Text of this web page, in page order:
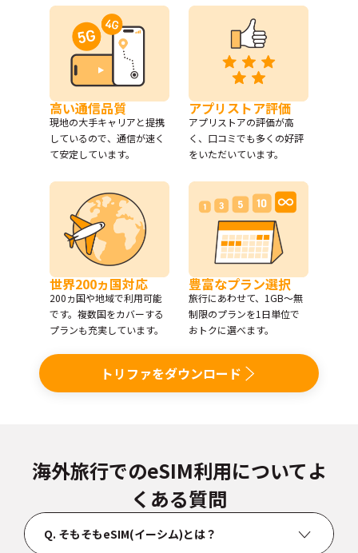
高い通信品質
現地の大手キャリアと提携
しているので、通信が速く
て安定しています。
アプリストア評価
アプリストアの評価が高
く、口コミでも多くの好評
をいただいています。
世界200ヵ国対応
200ヵ国や地域で利用可能
です。複数国をカバーする
プランも充実しています。
豊富なプラン選択
旅行にあわせて、1GB〜無
制限のプランを1日単位で
おトクに選べます。
トリファをダウンロード
海外旅行でのeSIM利用についてよ
くある質問
Q. そもそもeSIM(イーシム)とは？